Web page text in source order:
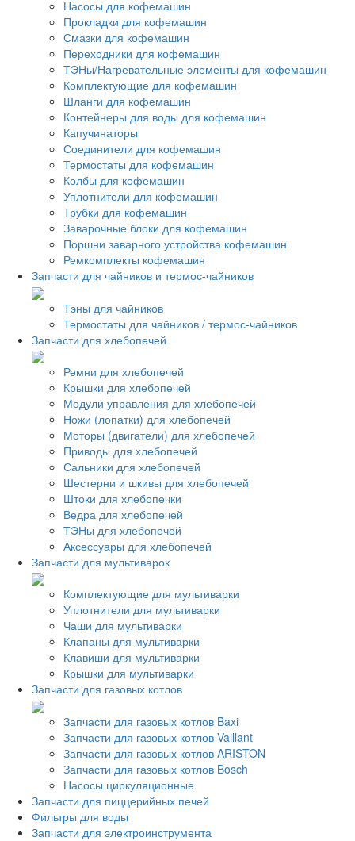
Насосы для кофемашин
Прокладки для кофемашин
Смазки для кофемашин
Переходники для кофемашин
ТЭНы/Нагревательные элементы для кофемашин
Комплектующие для кофемашин
Шланги для кофемашин
Контейнеры для воды для кофемашин
Капучинаторы
Соединители для кофемашин
Термостаты для кофемашин
Колбы для кофемашин
Уплотнители для кофемашин
Трубки для кофемашин
Заварочные блоки для кофемашин
Поршни заварного устройства кофемашин
Ремкомплекты кофемашин
Запчасти для чайников и термос-чайников
Тэны для чайников
Термостаты для чайников / термос-чайников
Запчасти для хлебопечей
Ремни для хлебопечей
Крышки для хлебопечей
Модули управления для хлебопечей
Ножи (лопатки) для хлебопечей
Моторы (двигатели) для хлебопечей
Приводы для хлебопечей
Сальники для хлебопечей
Шестерни и шкивы для хлебопечей
Штоки для хлебопечки
Ведра для хлебопечей
ТЭНы для хлебопечей
Аксессуары для хлебопечей
Запчасти для мультиварок
Комплектующие для мультиварки
Уплотнители для мультиварки
Чаши для мультиварки
Клапаны для мультиварки
Клавиши для мультиварки
Крышки для мультиварки
Запчасти для газовых котлов
Запчасти для газовых котлов Baxi
Запчасти для газовых котлов Vaillant
Запчасти для газовых котлов ARISTON
Запчасти для газовых котлов Bosch
Насосы циркуляционные
Запчасти для пиццерийных печей
Фильтры для воды
Запчасти для электроинструмента